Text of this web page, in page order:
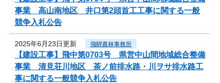
事業 高山南地区 井口第2頭首工工事に関する一般
競争入札公告
2025年6月23日更新 飛騨農林事務所
【建設工事】飛中第0703号 県営中山間地域総合整備
事業 清見荘川地区 茶ノ前排水路・川ヲサ排水路工
事に関する一般競争入札公告